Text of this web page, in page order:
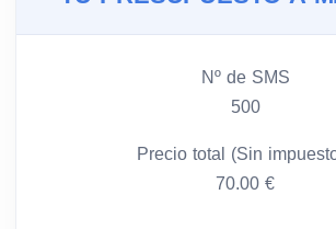
Nº de SMS
500
Precio total (Sin
70.00 €